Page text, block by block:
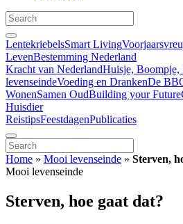
LentekriebelsSmart Living
LevenBestemming Nederland
Kracht van NederlandHuisje, Boompje,
levenseindeVoeding en DrankenDe
WonenSamen OudBuilding your Future
Huisdier
ReistipsFeestdagenPublicaties
Home » Mooi levenseinde » Sterven,
Mooi levenseinde
Sterven, hoe gaat dat?